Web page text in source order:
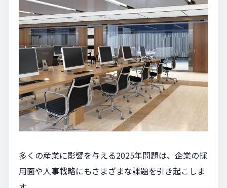
多くの産業に影響を与える2025年問題は、企業の採
用面や人事戦略にもさまざまな課題を引き起こしま